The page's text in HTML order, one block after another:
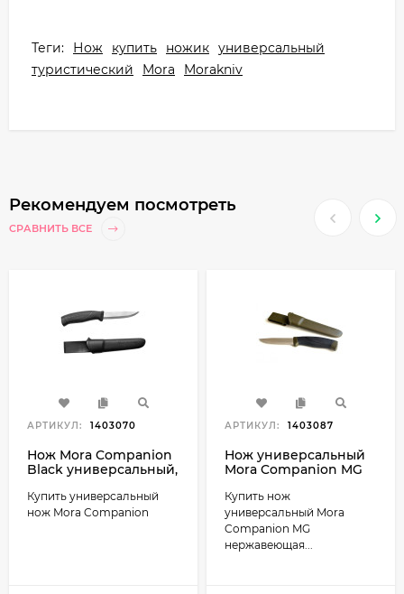
Теги: Нож купить ножик универсальный
туристический
Mora Morakniv
Рекомендуем посмотреть
СРАВНИТЬ ВСЕ
АРТИКУЛ: 1403070
Нож Mora Companion
Black универсальный,
(12141)
Купить универсальный
нож Mora Companion
АРТИКУЛ: 1403087
Нож универсальный
Mora Companion MG
цвет хаки
Купить нож
универсальный Mora
Companion MG
нержавеющая...